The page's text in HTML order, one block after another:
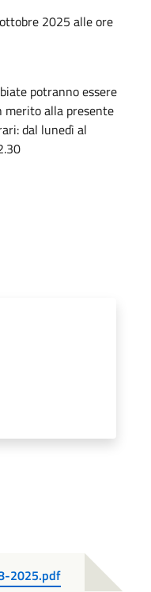
2025 alle ore
potranno essere
alla presente
dal lunedì al
2025.pdf